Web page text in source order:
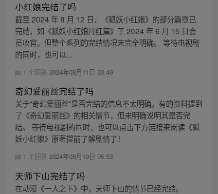
小红娘完结了吗
截至 2024 年 8 月 12 日，《狐妖小红娘》的部分篇章已
完结，如《狐妖小红娘月红篇》于 2024 年 6 月 15 日会
员收官。但整个系列的完结情况未完全明确。 等待电视剧
的同时，也可以...
1 个回答 2024年08月11日 23:49
奇幻爱丽丝完结了吗
关于“奇幻爱丽丝”是否完结的信息不太明确。有的资料提到
了《奇幻爱丽丝》的相关情节，但未明确说明其是否完
结。 等待电视剧的同时，也可以点击下方链接来阅读《狐
妖小红娘》原著提前了解剧情了！
1 个回答 2024年08月19日 05:53
天师下山完结了吗
在动漫《一人之下》中，天师下山的情节已经完结。